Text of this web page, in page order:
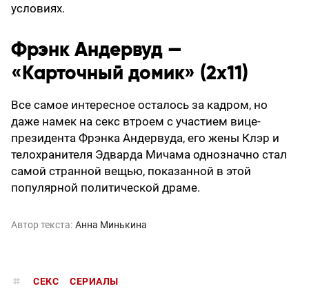
условиях.
Фрэнк Андервуд —
«Карточный домик» (2х11)
Все самое интересное осталось за кадром, но
даже намек на секс втроем с участием вице-
президента Фрэнка Андервуда, его жены Клэр и
телохранителя Эдварда Мичама однозначно стал
самой странной вещью, показанной в этой
популярной политической драме.
Автор текста: Анна Минькина
СЕКС СЕРИАЛЫ